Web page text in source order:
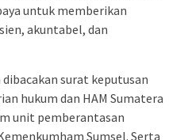
untuk memberikan
akuntabel, dan
surat keputusan
hukum dan HAM Sumatera
unit pemberantasan
Sumsel. Serta